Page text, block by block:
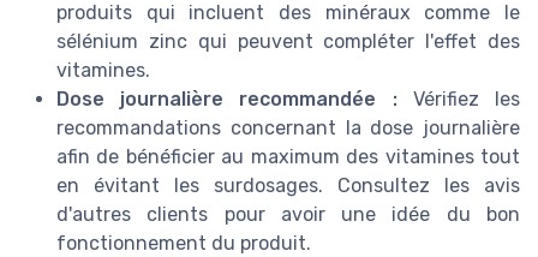
produits qui incluent des minéraux comme le
sélénium zinc qui peuvent compléter l'effet des
vitamines.
Dose journalière recommandée :Vérifiez les
recommandations concernant la dose journalière
afin de bénéficier au maximum des vitamines tout
en évitant les surdosages. Consultez les avis
d'autres clients pour avoir une idée du bon
fonctionnement du produit.